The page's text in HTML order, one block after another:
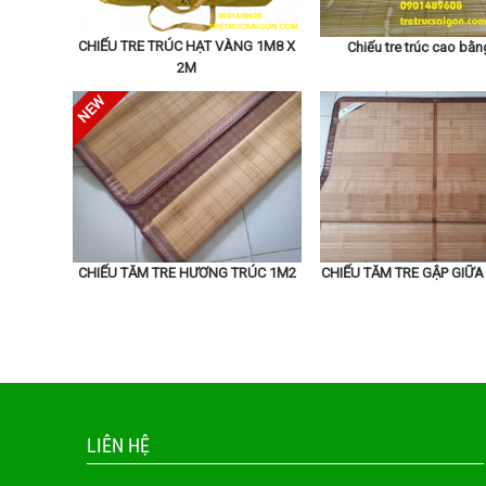
lượng nguyên liệu. Chiếu trúc tốt thường được làm
cần tìm hiểu về nguồn gốc trúc và xác định xem
CHIẾU TRE TRÚC HẠT VÀNG 1M8 X
2M
Chiếu tre trúc cao
CHIẾU TĂM TRE HƯƠNG TRÚC 1M2 CHIẾU TĂM TRE GẬP
LIÊN HỆ